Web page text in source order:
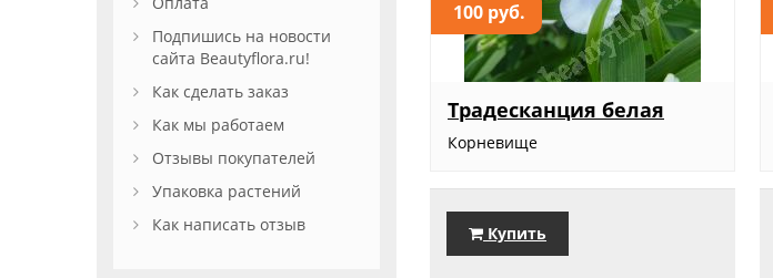
100 руб.
Традесканция белая
Корневище
Купить
Подпишись на новости
сайта Beautyflora.ru!
Как сделать заказ
Как мы работаем
Отзывы покупателей
Упаковка растений
Как написать отзыв